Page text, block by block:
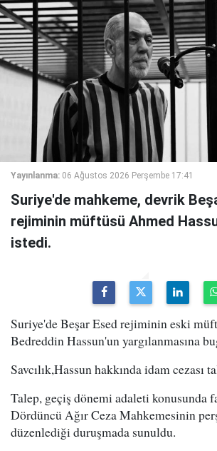
Yayınlanma: 06 Ağustos 2026 Perşembe 17:41
Suriye'de mahkeme, devrik
rejiminin müftüsü Ahmed
istedi.
Suriye'de Beşar Esed rejiminin eski
Bedreddin Hassun'un yargılanmasına
Savcılık,Hassun hakkında idam cezası
Talep, geçiş dönemi adaleti konusunda
Dördüncü Ağır Ceza Mahkemesinin
düzenlediği duruşmada sunuldu.